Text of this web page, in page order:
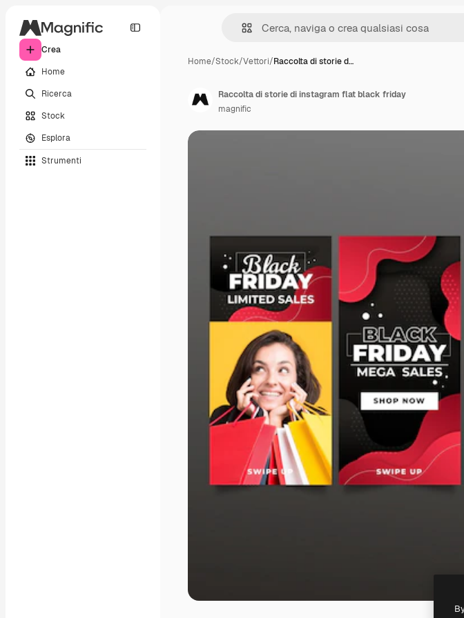
Crea
Home
Ricerca
Stock
Esplora
Strumenti
Home/Stock/Vettori/Raccolta di storie d…
Raccolta di storie di instagram flat black friday
magnific